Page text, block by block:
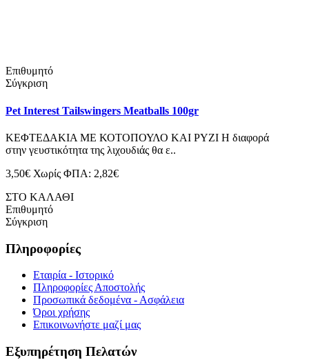
Επιθυμητό
Σύγκριση
Pet Interest Tailswingers Meatballs 100gr
ΚΕΦΤΕΔΑΚΙΑ ΜΕ ΚΟΤΟΠΟΥΛΟ ΚΑΙ ΡΥΖΙ Η διαφορά
στην γευστικότητα της λιχουδιάς θα ε..
3,50€ Χωρίς ΦΠΑ: 2,82€
ΣΤΟ ΚΑΛΑΘΙ
Επιθυμητό
Σύγκριση
Πληροφορίες
Εταιρία - Ιστορικό
Πληροφορίες Αποστολής
Προσωπικά δεδομένα - Ασφάλεια
Όροι χρήσης
Επικοινωνήστε μαζί μας
Εξυπηρέτηση Πελατών